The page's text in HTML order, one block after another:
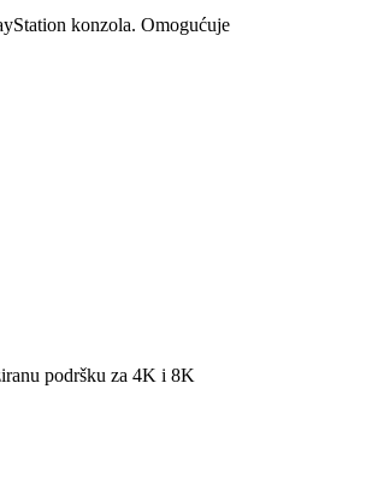
konzola. Omogućuje
podršku za 4K i 8K